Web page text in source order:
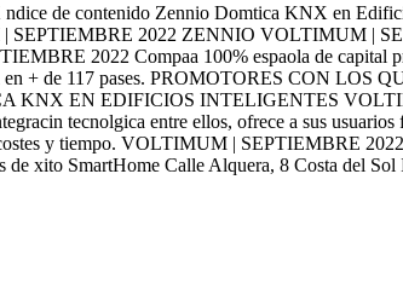
de contenido Zennio Domtica KNX en
| SEPTIEMBRE 2022 ZENNIO VOLTIMUM |
2022 Compaa 100% espaola de capital
en + de 117 pases. PROMOTORES CON
EN EDIFICIOS INTELIGENTES
tecnolgica entre ellos, ofrece a sus
y tiempo. VOLTIMUM | SEPTIEMBRE
xito SmartHome Calle Alquera, 8 Costa del